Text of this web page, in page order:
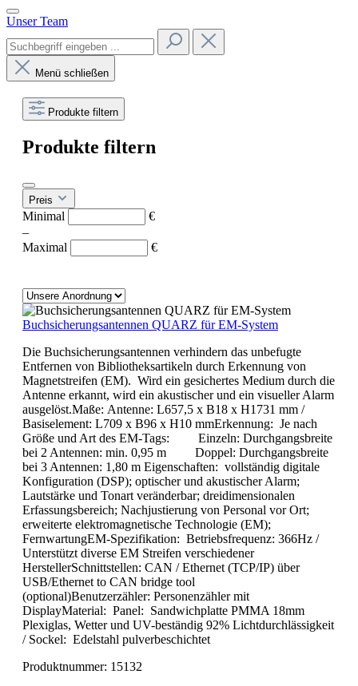
Unser Team
Menü schließen
Produkte filtern
Produkte filtern
Preis
Minimal
€
–
Maximal
€
Buchsicherungsantennen QUARZ für EM-System
Die Buchsicherungsantennen verhindern das unbefugte
Entfernen von Bibliotheksartikeln durch Erkennung von
Magnetstreifen (EM). Wird ein gesichertes Medium durch die
Antenne erkannt, wird ein akustischer und ein visueller Alarm
ausgelöst.Maße: Antenne: L657,5 x B18 x H1731 mm /
Basiselement: L709 x B96 x H10 mmErkennung: Je nach
Größe und Art des EM-Tags: Einzeln: Durchgangsbreite
bei 2 Antennen: min. 0,95 m Doppel: Durchgangsbreite
bei 3 Antennen: 1,80 m Eigenschaften: vollständig digitale
Konfiguration (DSP); optischer und akustischer Alarm;
Lautstärke und Tonart veränderbar; dreidimensionalen
Erfassungsbereich; Nachjustierung von Personal vor Ort;
erweiterte elektromagnetische Technologie (EM);
FernwartungEM-Spezifikation: Betriebsfrequenz: 366Hz /
Unterstützt diverse EM Streifen verschiedener
HerstellerSchnittstellen: CAN / Ethernet (TCP/IP) über
USB/Ethernet to CAN bridge tool
(optional)Benutzerzähler: Personenzähler mit
DisplayMaterial: Panel: Sandwichplatte PMMA 18mm
Plexiglas, Wetter und UV-beständig 92% Lichtdurchlässigkeit
/ Sockel: Edelstahl pulverbeschichtet
Produktnummer: 15132